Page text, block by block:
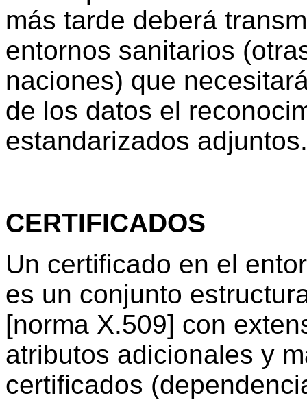
más tarde deberá
entornos sanitarios
naciones) que
de los datos el
estandarizados adjuntos.
CERTIFICADOS
Un certificado en el
es un conjunto
[norma X.509] con
atributos adicionales y
certificados